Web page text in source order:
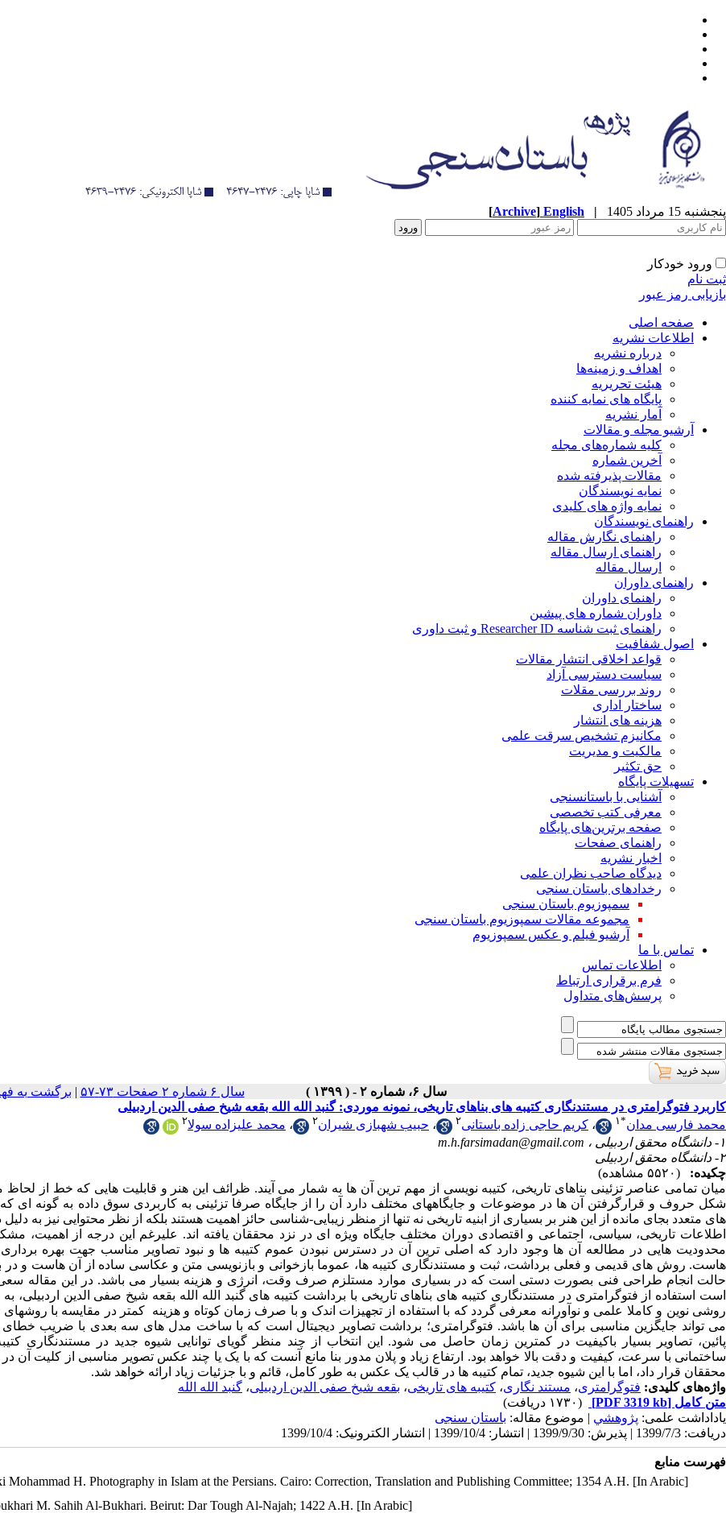
پنجشنبه 15 مرداد 1405 |
English
[Archive]
ورود خودکار
ثبت نام
بازیابی رمز عبور
صفحه اصلی
اطلاعات نشریه
درباره نشریه
اهداف و زمینه‌ها
هیئت تحریریه
پایگاه های نمایه کننده
آمار نشریه
آرشیو مجله و مقالات
کلیه شماره‌های مجله
آخرین شماره
مقالات پذیرفته شده
نمایه نویسندگان
نمایه واژه های کلیدی
راهنمای نویسندگان
راهنمای نگارش مقاله
راهنمای ارسال مقاله
ارسال مقاله
راهنمای داوران
راهنمای داوران
داوران شماره های پیشین
راهنمای ثبت شناسه Researcher ID و ثبت داوری
اصول شفافیت
قواعد اخلاقی انتشار مقالات
سیاست دسترسی آزاد
روند بررسی مقلات
ساختار اداری
هزینه های انتشار
ﻣﮑﺎﻧﯿﺰم ﺗﺸﺨﯿﺺ ﺳﺮﻗﺖ ﻋﻠﻤﯽ
مالکیت و مدیریت
حق تکثیر
تسهیلات پایگاه
آشنایی با باستانسنجی
معرفی کتب تخصصی
صفحه برترین‌های پایگاه
راهنمای صفحات
اخبار نشریه
دیدگاه صاحب نظران علمی
رخدادهای باستان سنجی
سمپوزیوم باستان سنجی
مجموعه مقالات سمپوزیوم باستان سنجی
آرشیو فیلم و عکس سمپوزیوم
تماس با ما
اطلاعات تماس
فرم برقراری ارتباط
پرسش‌های متداول
سال ۶، شماره ۲ - ( ۱۳۹۹ ) سال ۶ شماره ۲ صفحات ۷۳-۵۷ | برگشت به
کاربرد فتوگرامتری در مستندنگاری کتیبه های بناهای تاریخی، نمونه موردی: گنبد الله الله بقعه شیخ صفی الدین اردبیلی
محمد فارسی مدان*۱ ، کریم حاجی زاده باستانی۲ ، حبیب شهبازی شیران۲ ، محمد علیزاده سولا۲
۱- دانشگاه محقق اردبیلی ،
m.h.farsimadan@gmail.com
۲- دانشگاه محقق اردبیلی
چکیده:
(۵۵۲۰ مشاهده)
میان تمامی عناصر تزئینی بناهای تاریخی، کتیبه نویسی از مهم ترین آن ها به شمار می آیند. ظرائف این هنر و قابلیت هایی که خط از لحاظ
شکل حروف و قرارگرفتن آن ها در موضوعات و جایگاههای مختلف دارد آن را از جایگاه صرفا تزئینی به کاربردی سوق داده به گونه ای که
های متعدد بجای مانده از این هنر بر بسیاری از ابنیه تاریخی نه تنها از منظر زیبایی-شناسی حائز اهمیت هستند بلکه از نظر محتوایی نیز به
اطلاعات تاریخی، سیاسی، اجتماعی و اقتصادی دوران مختلف جایگاه ویژه ای در نزد محققان یافته اند. علیرغم این درجه از اهمیت،
محدودیت هایی در مطالعه آن ها وجود دارد که اصلی ترین آن در دسترس نبودن عموم کتیبه ها و نبود تصاویر مناسب جهت بهره برداری
هاست. روش های قدیمی و فعلی برداشت، ثبت و مستندنگاری کتیبه ها، عموما بازخوانی و بازنویسی متن و عکاسی ساده از آن هاست و در
حالت انجام طراحی فنی بصورت دستی است که در بسیاری موارد مستلزم صرف وقت، انرژی و هزینه بسیار می باشد. در این مقاله
است استفاده از فتوگرامتری در مستندنگاری کتیبه های بناهای تاریخی با برداشت کتیبه های گنبد الله الله بقعه شیخ صفی الدین اردبیلی، به
روشی نوین و کاملا علمی و نوآورانه معرفی گردد که با استفاده از تجهیزات اندک و با صرف زمان کوتاه و هزینه کمتر در مقایسه با روشهای
می تواند جایگزین مناسبی برای آن ها باشد. فتوگرامتری؛ برداشت تصاویر دیجیتال است که با ساخت مدل های سه بعدی با ضریب خطای
پائین، تصاویر بسیار باکیفیت در کمترین زمان حاصل می شود. این انتخاب از چند منظر گویای توانایی شیوه جدید در مستندنگاری
ساختمانی با سرعت، کیفیت و دقت بالا خواهد بود. ارتفاع زیاد و پلان مدور بنا مانع آنست که با یک یا چند عکس تصویر مناسبی از کلیت آن در
محققان قرار داد، اما با این شیوه جدید، تمام کتیبه ها در قالب یک عکس به طور کامل، قائم و با جزئیات زیاد ارائه خواهد شد.
واژه‌های کلیدی: فتوگرامتری، مستند نگاری، کتیبه های تاریخی، بقعه شیخ صفی الدین اردبیلی، گنبد الله الله
متن کامل [PDF 3319 kb]
(۱۷۳۰ دریافت)
یاداداشت علمی: پژوهشي | موضوع مقاله: باستان سنجی
دریافت: 1399/7/3 | پذیرش: 1399/9/30 | انتشار: 1399/10/4 | انتشار الکترونیک: 1399/10/4
فهرست منابع
Mohammad H. Photography in Islam at the Persians. Cairo: Correction, Translation and Publishing Committee; 1354 A.H. [In Arabic]
M. Sahih Al-Bukhari. Beirut: Dar Tough Al-Najah; 1422 A.H. [In Arabic]